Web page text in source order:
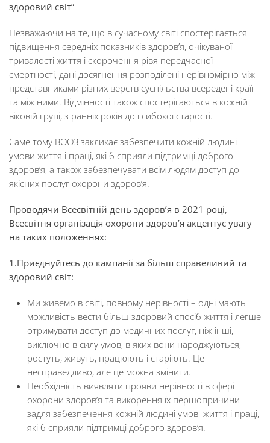
здоровий світ”
Незважаючи на те, що в сучасному світі спостерігається
підвищення середніх показників здоров’я, очікуваної
тривалості життя і скорочення рівя передчасної
смертності, дані досягнення розподілені нерівномірно між
представниками різних верств суспільства всередені країн
та між ними. Відмінності також спостерігаються в кожній
віковій групі, з ранніх років до глибокої старості.
Саме тому ВООЗ закликає забезпечити кожній людині
умови життя і праці, які б сприяли підтримці доброго
здоров’я, а також забезпечувати всім людям доступ до
якісних послуг охорони здоров’я.
Проводячи Всесвітній день здоров’я в 2021 році,
Всесвітня організація охорони здоров’я акцентує увагу
на таких положеннях:
1.Приєднуйтесь до кампанії за більш справеливий та
здоровий світ:
Ми живемо в світі, повному нерівності – одні мають
можливість вести більш здоровий спосіб життя і легше
отримувати доступ до медичних послуг, ніж інші,
виключно в силу умов, в яких вони народжуються,
ростуть, живуть, працюють і старіють. Це
несправедливо, але це можна змінити.
Необхідність виявляти прояви нерівності в сфері
охорони здоров’я та викорення їх першопричини
задля забезпечення кожній людині умов життя і праці,
які б сприяли підтримці доброго здоров’я.